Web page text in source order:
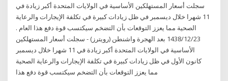
سجلت أسعار المستهلكين الأساسية في الولايات المتحدة أكبر زيادة في
11 شهرا خلال ديسمبر في ظل زيادات كبيرة في تكلفة الإيجارات والرعاية
الصحية مما يعزز التوقعات بأن التضخم سيكتسب قوة دفع هذا العام .
23‏‏/12‏‏/1438 بعد الهجرة واشنطن (رويترز) - سجلت أسعار المستهلكين
الأساسية في الولايات المتحدة أكبر زيادة في 11 شهرا خلال ديسمبر
كانون الأول في ظل زيادات كبيرة في تكلفة الإيجارات والرعاية الصحية
مما يعزز التوقعات بأن التضخم سيكتسب قوة دفع هذا